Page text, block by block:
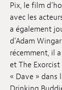
Pix, le film
avec les
a également
d’Adam
récemment, il
et The
« Dave » dans